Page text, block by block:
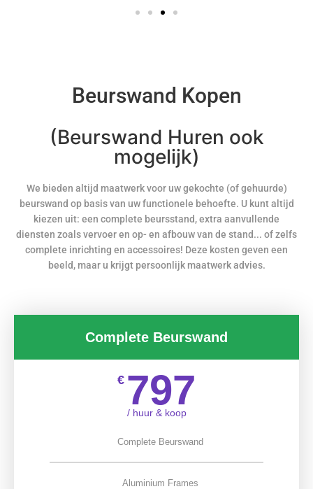
Beurswand Kopen
(Beurswand Huren ook
mogelijk)
We bieden altijd maatwerk voor uw gekochte (of gehuurde)
beurswand op basis van uw functionele behoefte. U kunt altijd
kiezen uit: een complete beursstand, extra aanvullende
diensten zoals vervoer en op- en afbouw van de stand... of zelfs
complete inrichting en accessoires! Deze kosten geven een
beeld, maar u krijgt persoonlijk maatwerk advies.
Complete Beurswand
€ 797
/ huur & koop
Complete Beurswand
Aluminium Frames